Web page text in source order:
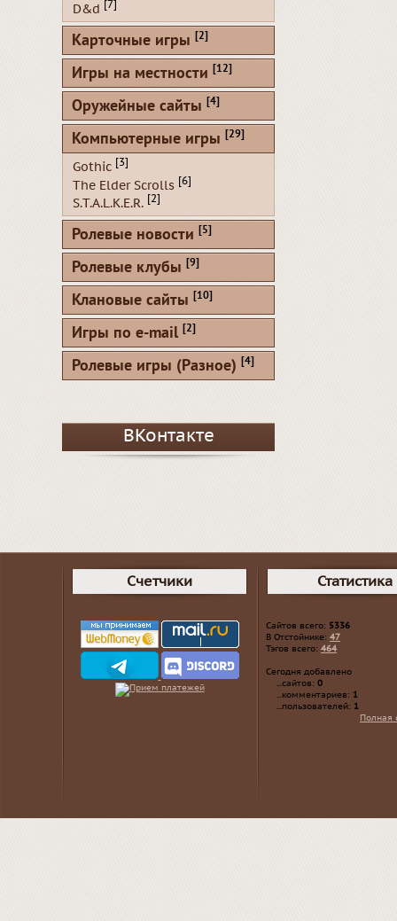
D&d [7]
Карточные игры [2]
Игры на местности [12]
Оружейные сайты [4]
Компьютерные игры [29]
Gothic [3]
The Elder Scrolls [6]
S.T.A.L.K.E.R. [2]
Ролевые новости [5]
Ролевые клубы [9]
Клановые сайты [10]
Игры по e-mail [2]
Ролевые игры (Разное) [4]
ВКонтакте
Счетчики Статистика
Сайтов всего: 5336
В Отстойнике: 47
Тэгов всего: 464
Сегодня добавлено
...сайтов: 0
...комментариев: 1
...пользователей: 1
Полная